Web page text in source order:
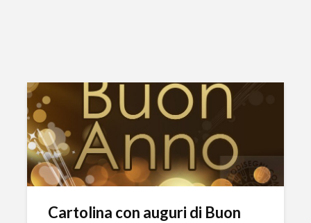
Cartolina con auguri di Buon